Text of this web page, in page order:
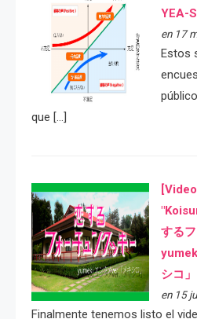
YEA-
en 17
Estos
que […]
する
シコ」
en 15
Finalmente tenemos listo el